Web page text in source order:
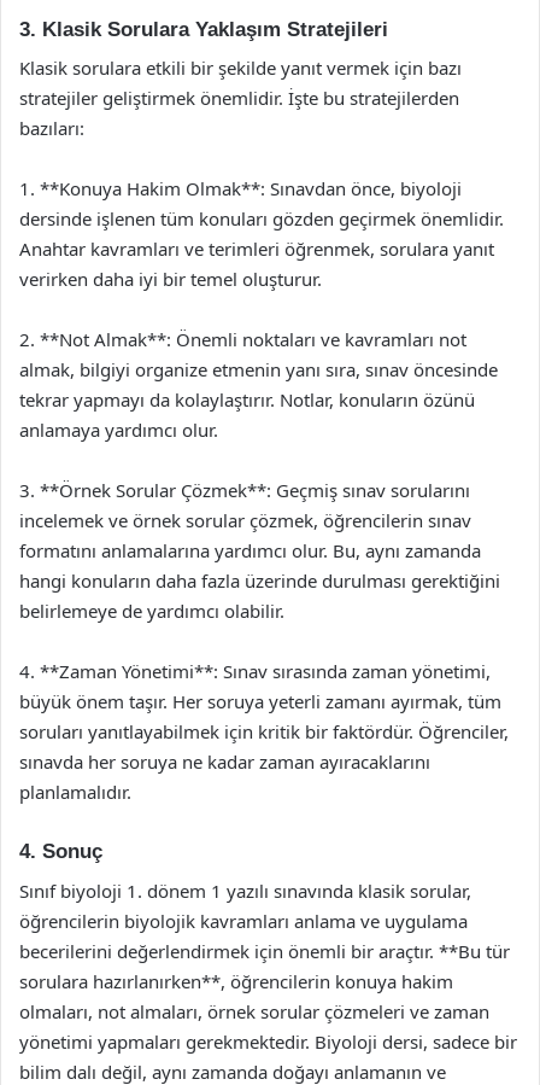
3. Klasik Sorulara Yaklaşım Stratejileri
Klasik sorulara etkili bir şekilde yanıt vermek için bazı
stratejiler geliştirmek önemlidir. İşte bu stratejilerden
bazıları:
1. **Konuya Hakim Olmak**: Sınavdan önce, biyoloji
dersinde işlenen tüm konuları gözden geçirmek önemlidir.
Anahtar kavramları ve terimleri öğrenmek, sorulara yanıt
verirken daha iyi bir temel oluşturur.
2. **Not Almak**: Önemli noktaları ve kavramları not
almak, bilgiyi organize etmenin yanı sıra, sınav öncesinde
tekrar yapmayı da kolaylaştırır. Notlar, konuların özünü
anlamaya yardımcı olur.
3. **Örnek Sorular Çözmek**: Geçmiş sınav sorularını
incelemek ve örnek sorular çözmek, öğrencilerin sınav
formatını anlamalarına yardımcı olur. Bu, aynı zamanda
hangi konuların daha fazla üzerinde durulması gerektiğini
belirlemeye de yardımcı olabilir.
4. **Zaman Yönetimi**: Sınav sırasında zaman yönetimi,
büyük önem taşır. Her soruya yeterli zamanı ayırmak, tüm
soruları yanıtlayabilmek için kritik bir faktördür. Öğrenciler,
sınavda her soruya ne kadar zaman ayıracaklarını
planlamalıdır.
4. Sonuç
Sınıf biyoloji 1. dönem 1 yazılı sınavında klasik sorular,
öğrencilerin biyolojik kavramları anlama ve uygulama
becerilerini değerlendirmek için önemli bir araçtır. **Bu tür
sorulara hazırlanırken**, öğrencilerin konuya hakim
olmaları, not almaları, örnek sorular çözmeleri ve zaman
yönetimi yapmaları gerekmektedir. Biyoloji dersi, sadece bir
bilim dalı değil, aynı zamanda doğayı anlamanın ve